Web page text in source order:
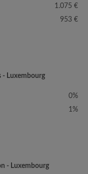
1.075 €
953 €
- Luxembourg
0%
1%
- Luxembourg